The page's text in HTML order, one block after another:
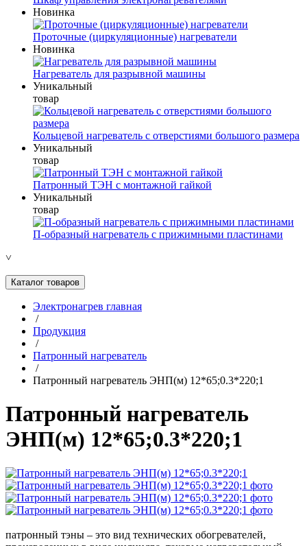
Новинка
Проточные (циркуляционные) нагреватели
Новинка
Нагреватель для разрывной машины
Уникальный
товар
Кольцевой нагреватель с отверстиями большого размера
Уникальный
товар
Патронный ТЭН с монтажной гайкой
Уникальный
товар
П-образный нагреватель с прижимными пластинами
˅
Каталог товаров
Электронагрев главная
/
Продукция
/
Патронный нагреватель
/
Патронный нагреватель ЭНП(м) 12*65;0.3*220;1
Патронный нагреватель
ЭНП(м) 12*65;0.3*220;1
патронный тэны – это вид технических обогревателей,